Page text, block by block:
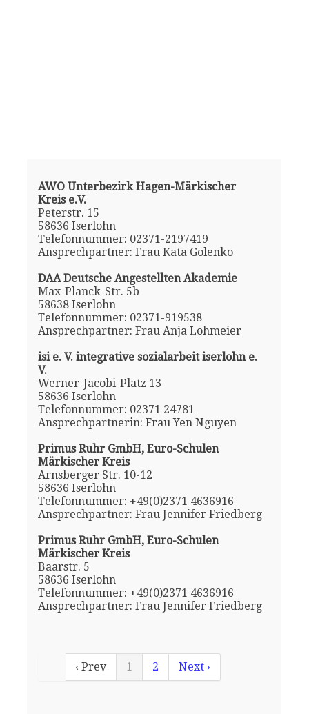
AWO Unterbezirk Hagen-Märkischer
Kreis e.V.
Peterstr. 15
58636 Iserlohn
Telefonnummer: 02371-2197419
Ansprechpartner: Frau Kata Golenko
DAA Deutsche Angestellten Akademie
Max-Planck-Str. 5b
58638 Iserlohn
Telefonnummer: 02371-919538
Ansprechpartner: Frau Anja Lohmeier
isi e. V. integrative sozialarbeit iserlohn e.
V.
Werner-Jacobi-Platz 13
58636 Iserlohn
Telefonnummer: 02371 24781
Ansprechpartnerin: Frau Yen Nguyen
Primus Ruhr GmbH, Euro-Schulen
Märkischer Kreis
Arnsberger Str. 10-12
58636 Iserlohn
Telefonnummer: +49(0)2371 4636916
Ansprechpartner: Frau Jennifer Friedberg
Primus Ruhr GmbH, Euro-Schulen
Märkischer Kreis
Baarstr. 5
58636 Iserlohn
Telefonnummer: +49(0)2371 4636916
Ansprechpartner: Frau Jennifer Friedberg
‹ Prev 1 2 Next ›